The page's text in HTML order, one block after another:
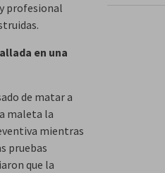
profesional
en una
de matar a
maleta la
mientras
pruebas
que la